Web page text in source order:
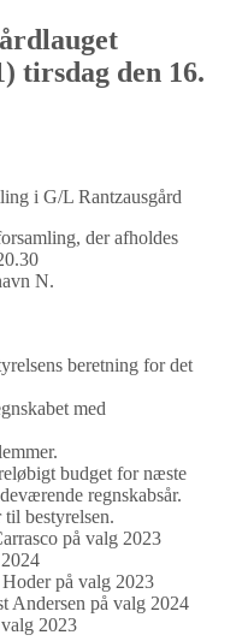
tirsdag den 16.
i G/L Rantzausgård
der afholdes
N.
beretning for det
med
budget for næste
regnskabsår.
bestyrelsen.
på valg 2023
Hoder på valg 2023
Andersen på valg 2024
2023